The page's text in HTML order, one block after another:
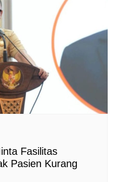
Fasilitas
Pasien Kurang